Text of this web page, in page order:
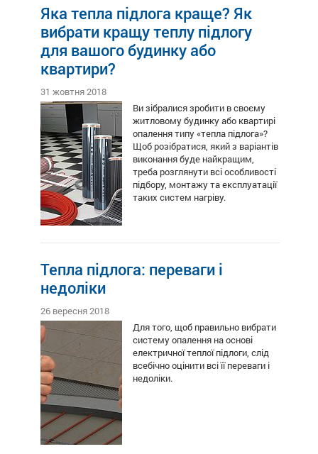
Яка тепла підлога краще? Як
вибрати кращу теплу підлогу
для вашого будинку або
квартири?
31 жовтня 2018
Ви зібралися зробити в своєму
житловому будинку або квартирі
опалення типу «тепла підлога»?
Щоб розібратися, який з варіантів
виконання буде найкращим,
треба розглянути всі особливості
підбору, монтажу та експлуатації
таких систем нагріву.
Тепла підлога: переваги і
недоліки
26 вересня 2018
Для того, щоб правильно вибрати
систему опалення на основі
електричної теплої підлоги, слід
всебічно оцінити всі її переваги і
недоліки.